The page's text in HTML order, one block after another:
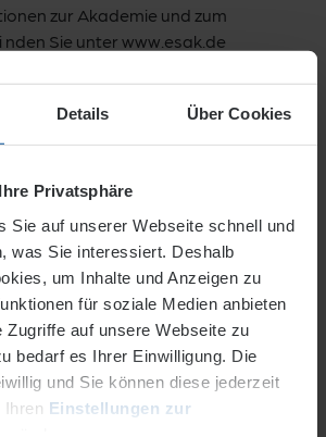
Details Über Cookies
Privatsphäre
Sie auf unserer Webseite schnell und
was Sie interessiert. Deshalb
um Inhalte und Anzeigen zu
für soziale Medien anbieten
Zugriffe auf unsere Webseite zu
bedarf es Ihrer Einwilligung. Die
und Sie können diese jederzeit
Ihren Einstellungen zur
zur Akademie und zum
Sie unter www.esak.de
für einen dualen Studienplatz
Science in
oderKlimasystemtechnikist
möglich.